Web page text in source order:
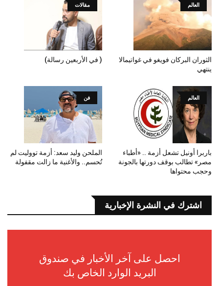
العالم
الثوران البركان فويغو في غواتيمالا
ينتهي
مقالات
( في الأربعين رسالة)
العالم
باربرا أونيل تشعل أزمة .. «أطباء
مصر» تطالب بوقف دورتها بالجونة
وحجب محتواها
فن
الملحن وليد سعد: أزمة تووليت لم
تُحسم.. والأغنية ما زالت مقفولة
اشترك في النشرة الإخبارية
احصل على آخر الأخبار في صندوق
البريد الوارد الخاص بك